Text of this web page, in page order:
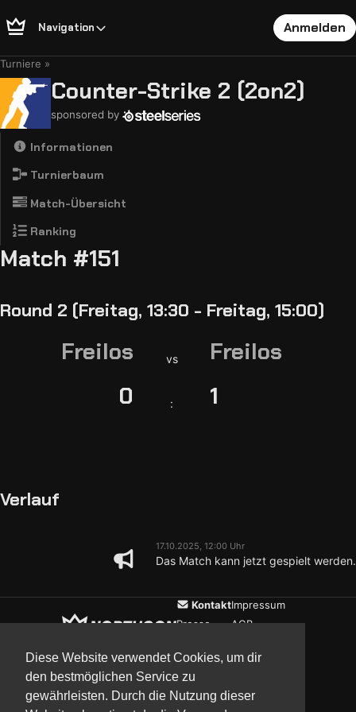
Diese Website verwendet Cookies, um dir
den bestmöglichen Service zu
gewährleisten. Durch die Nutzung dieser
Navigation Anmelden
Turniere
Counter-Strike 2 (2on2)
sponsored by
Informationen
Turnierbaum
Match-Übersicht
Ranking
Match #151
Round 2 (Freitag, 13:30 - Freitag, 15:00)
Freilos vs
Freilos
0
: 1
Verlauf
17.10.2025, 12:00 Uhr
Das Match kann jetzt gespielt werden.
Kontakt
Presse
Impressum
AGB
UpdatesCommunityMedia